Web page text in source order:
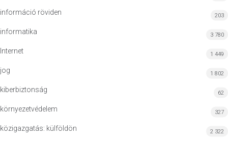
információ röviden 203
informatika 3 780
Internet 1 449
jog 1 802
kiberbiztonság 62
környezetvédelem 327
közigazgatás: külföldön 2 322